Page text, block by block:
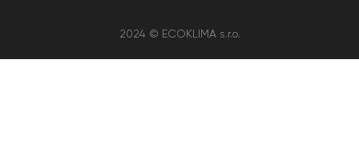
2024 © ECOKLIMA s.r.o.